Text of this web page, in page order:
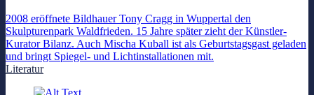
2008 eröffnete Bildhauer Tony Cragg in Wuppertal den
Skulpturenpark Waldfrieden. 15 Jahre später zieht der Künstler-
Kurator Bilanz. Auch Mischa Kuball ist als Geburtstagsgast geladen
und bringt Spiegel- und Lichtinstallationen mit.
Literatur